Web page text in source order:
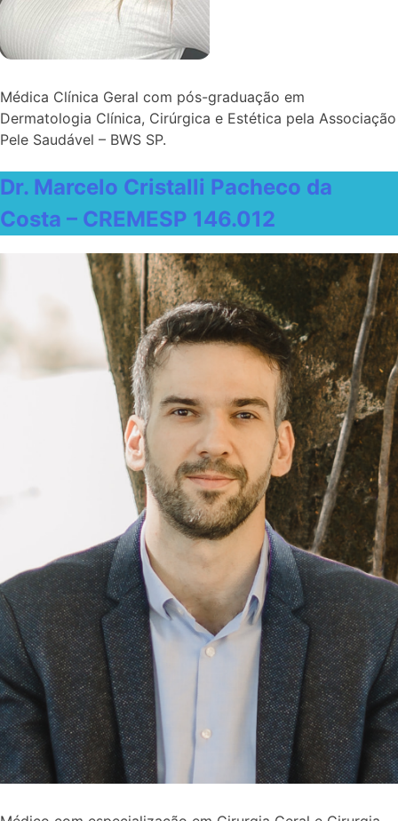
Médica Clínica Geral com pós-graduação em
Dermatologia Clínica, Cirúrgica e Estética pela Associação
Pele Saudável – BWS SP.
Dr. Marcelo Cristalli Pacheco da
Costa – CREMESP 146.012